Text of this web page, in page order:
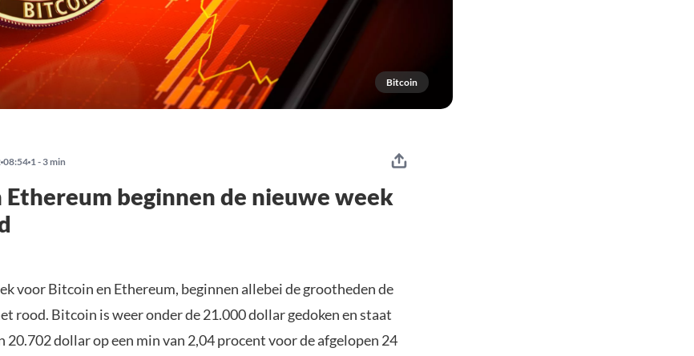
Bitcoin
08:54 1 - 3 min
beginnen de nieuwe week
voor Bitcoin en Ethereum, beginnen allebei de grootheden de
rood. Bitcoin is weer onder de 21.000 dollar gedoken en staat
20.702 dollar op een min van 2,04 procent voor de afgelopen 24